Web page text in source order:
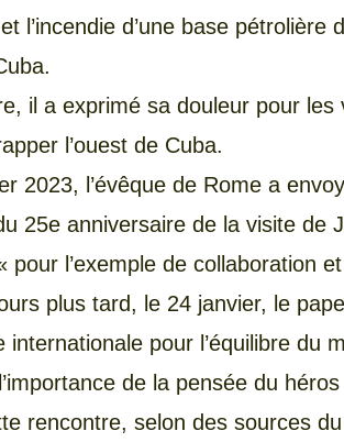
l’incendie d’une base
il a exprimé sa douleur pour les
l’ouest de Cuba.
2023, l’évêque de Rome a
25e anniversaire de la visite de
pour l’exemple de collaboration
plus tard, le 24 janvier, le
internationale pour l’équilibre du
de la pensée du
rencontre, selon des sources